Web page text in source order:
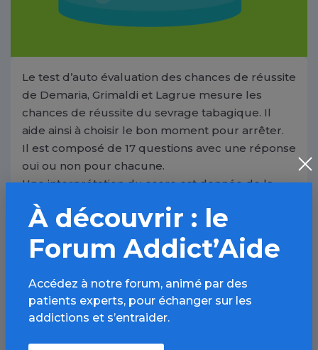
Le test d’auto évaluation des chances de réussite
de Demaria, Grimaldi et Lagrue mesure les
chances de réussite du sevrage tabagique. Il
aide ainsi à choisir le bon moment pour arrêter.
Il est composé de 17 questions avec une réponse
oui ou non pour chacune.
Une interprétation du score est donnée de la
façon suivante : motivation faible (moins de 6),
motivation moyenne (7 à 15), motivation forte
(plus de 16).
À découvrir : le
Forum Addict’Aide
Accédez à notre forum, animé par des
patients experts, pour échanger sur les
addictions et s’entraider.